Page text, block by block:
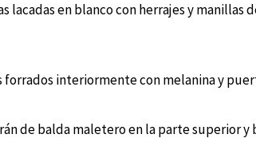
lacadas en blanco con herrajes y
interiormente con melanina y
de balda maletero en la parte superior y